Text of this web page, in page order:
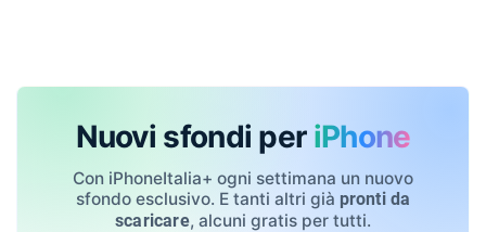
Nuovi sfondi per iPhone
Con iPhoneItalia+ ogni settimana un nuovo
sfondo esclusivo. E tanti altri già pronti da
scaricare, alcuni gratis per tutti.